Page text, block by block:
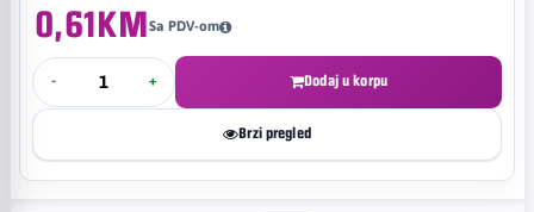
0,61KMSa PDV-om
- + Dodaj u korpu
Brzi pregled